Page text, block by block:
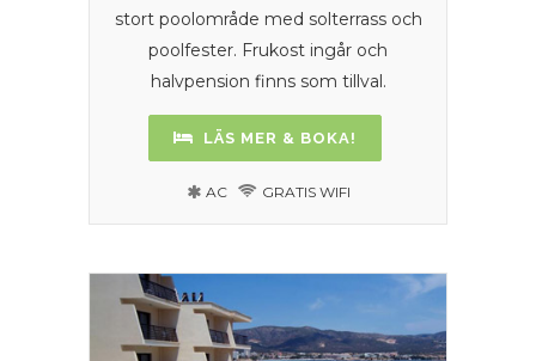
stort poolområde med solterrass och
poolfester. Frukost ingår och
halvpension finns som tillval.
LÄS MER & BOKA!
AC GRATIS WIFI